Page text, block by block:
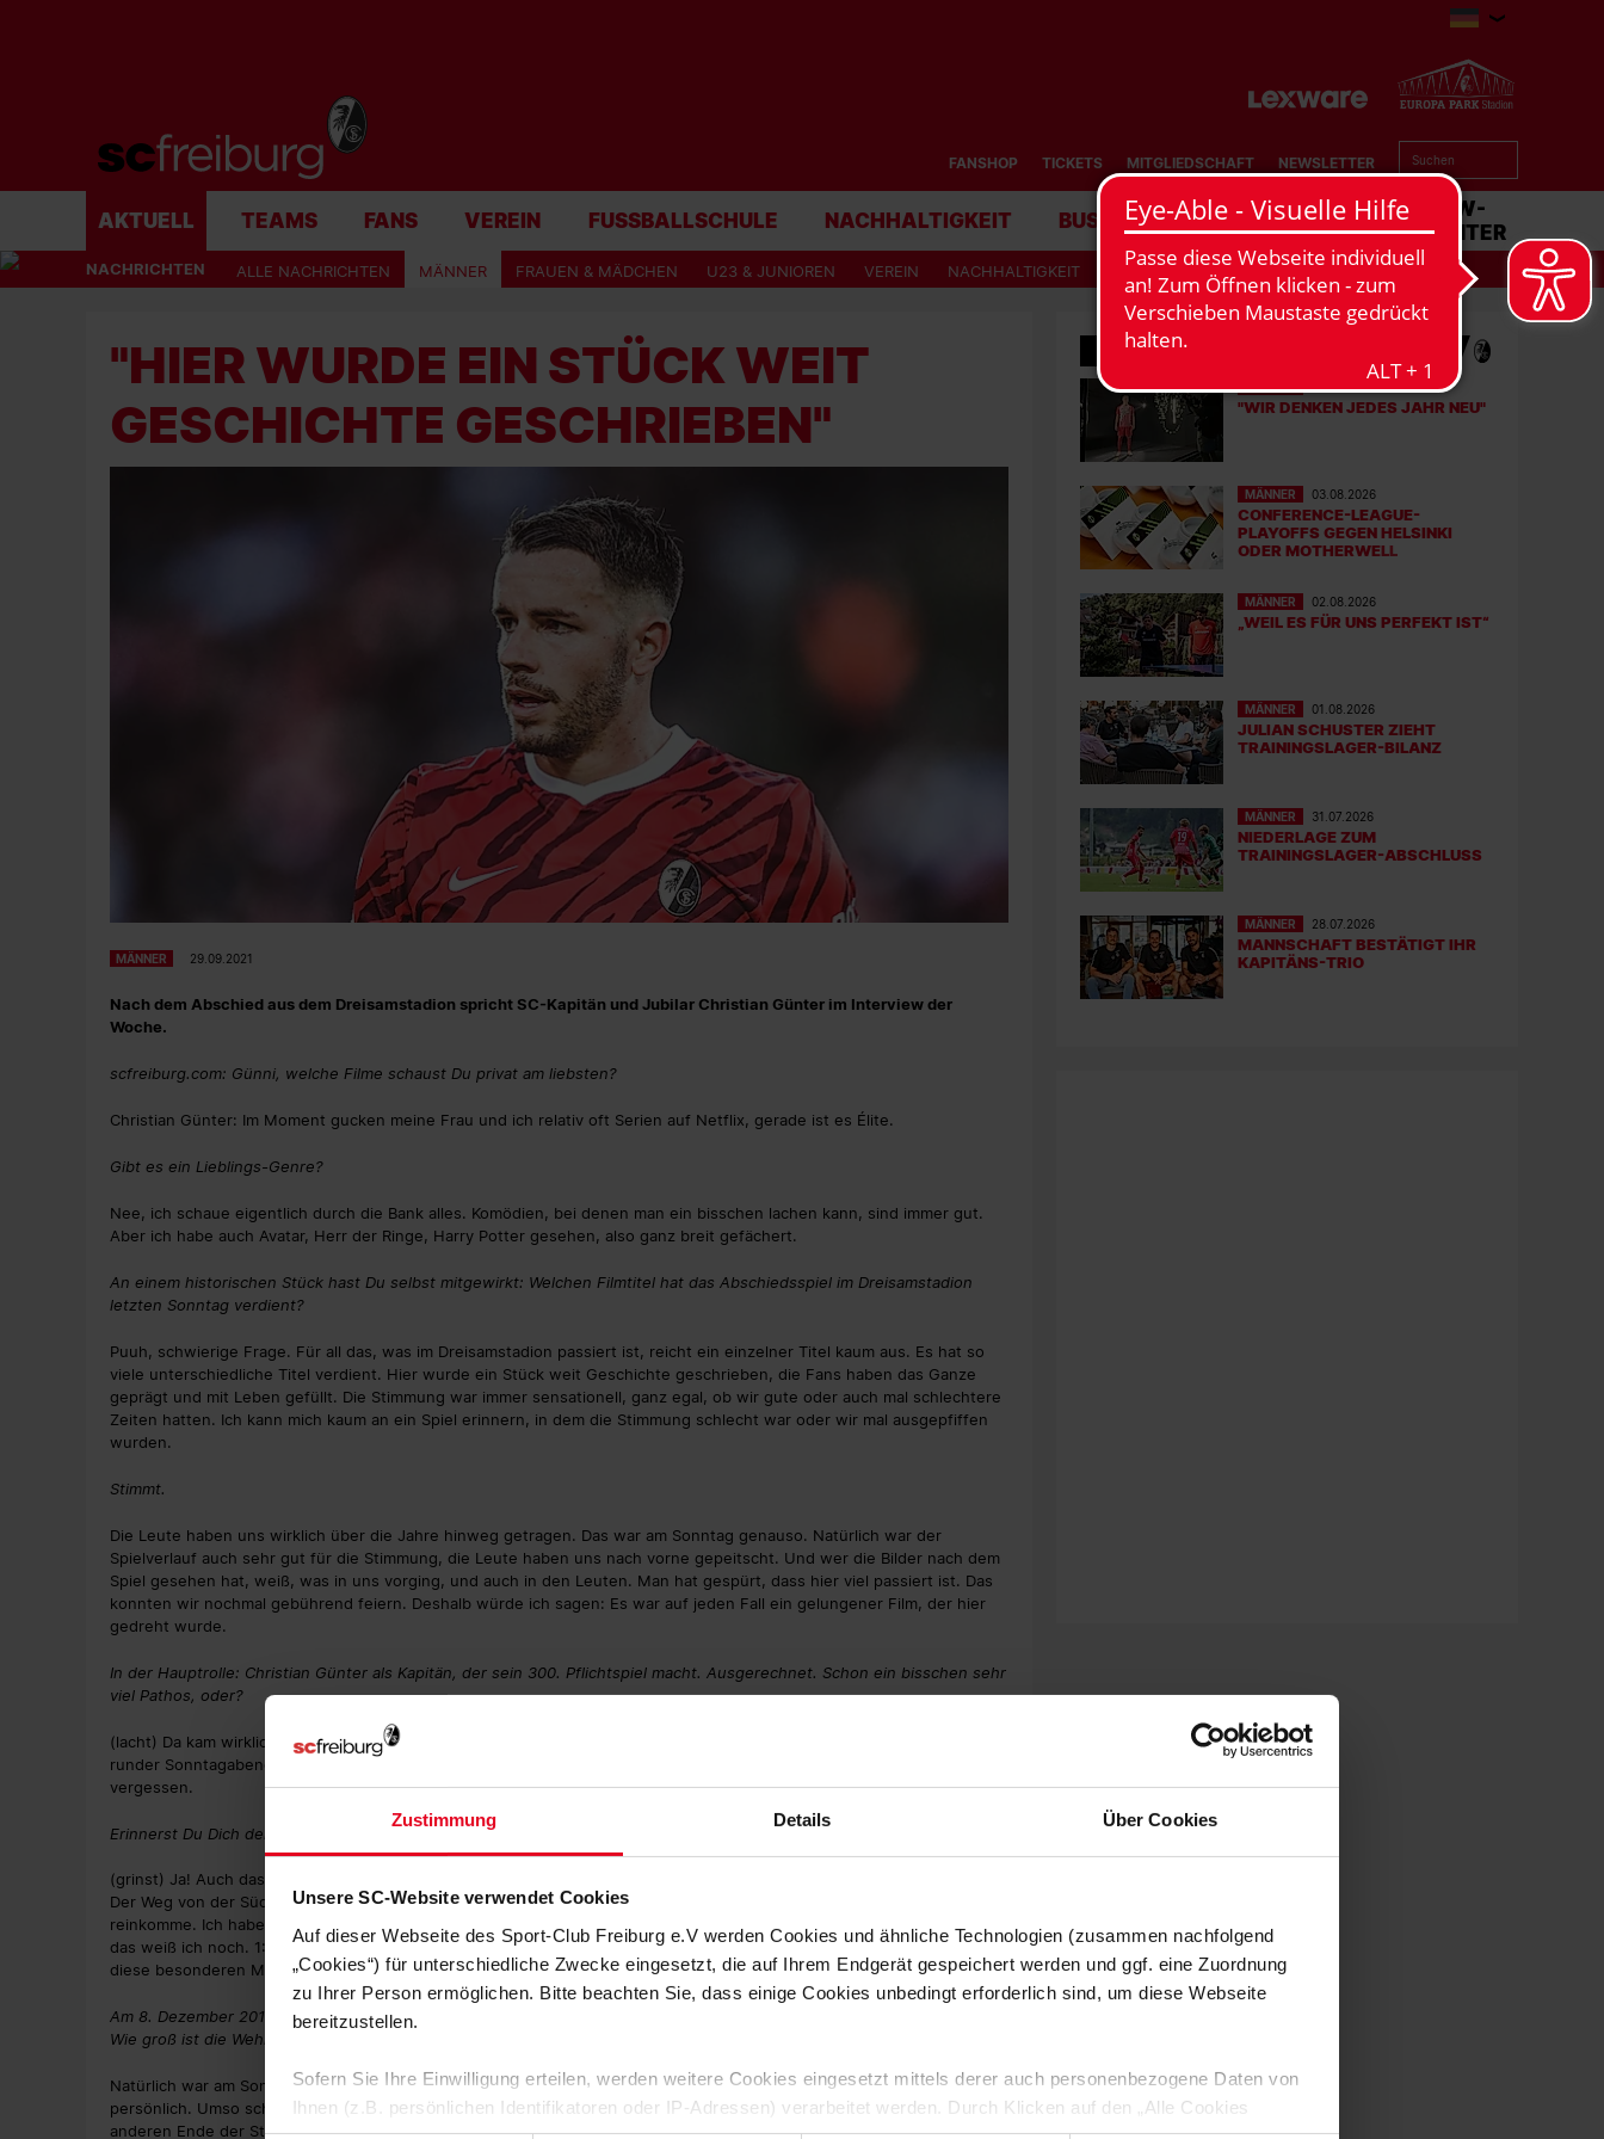
Zustimmung Details Über Cookies
Unsere SC-Website verwendet Cookies
Auf dieser Webseite des Sport-Club Freiburg e.V werden Cookies und ähnliche Technologien (zusammen nachfolgend
„Cookies“) für unterschiedliche Zwecke eingesetzt, die auf Ihrem Endgerät gespeichert werden und ggf. eine Zuordnung
zu Ihrer Person ermöglichen. Bitte beachten Sie, dass einige Cookies unbedingt erforderlich sind, um diese Webseite
bereitzustellen.
Sofern Sie Ihre Einwilligung erteilen, werden weitere Cookies eingesetzt mittels derer auch personenbezogene Daten von
Ihnen (z.B. persönlichen Identifikatoren oder IP-Adressen) verarbeitet werden. Durch Klicken auf den „Alle Cookies
FANSHOP TICKETS MITGLIEDSCHAFT NEWSLETTER
AKTUELL TEAMS FANS VEREIN FUSSBALLSCHULE NACHHALTIGKEIT BUSINESS STADION MATCHCENTER
NACHRICHTEN ALLE NACHRICHTEN MÄNNER FRAUEN & MÄDCHEN U23 & JUNIOREN VEREIN NACHHALTIGKEIT
"HIER WURDE EIN STÜCK WEIT
GESCHICHTE GESCHRIEBEN"
MÄNNER 29.09.2021
Nach dem Abschied aus dem Dreisamstadion spricht SC-Kapitän und Jubilar Christian Günter im Interview der
Woche.
scfreiburg.com: Günni, welche Filme schaust Du privat am liebsten?
Christian Günter: Im Moment gucken meine Frau und ich relativ oft Serien auf Netflix, gerade ist es Élite.
Gibt es ein Lieblings-Genre?
Nee, ich schaue eigentlich durch die Bank alles. Komödien, bei denen man ein bisschen lachen kann, sind immer gut.
Aber ich habe auch Avatar, Herr der Ringe, Harry Potter gesehen, also ganz breit gefächert.
An einem historischen Stück hast Du selbst mitgewirkt: Welchen Filmtitel hat das Abschiedsspiel im Dreisamstadion
letzten Sonntag verdient?
Puuh, schwierige Frage. Für all das, was im Dreisamstadion passiert ist, reicht ein einzelner Titel kaum aus. Es hat so
viele unterschiedliche Titel verdient. Hier wurde ein Stück weit Geschichte geschrieben, die Fans haben das Ganze
geprägt und mit Leben gefüllt. Die Stimmung war immer sensationell, ganz egal, ob wir gute oder auch mal schlechtere
Zeiten hatten. Ich kann mich kaum an ein Spiel erinnern, in dem die Stimmung schlecht war oder wir mal ausgepfiffen
wurden.
Stimmt.
Die Leute haben uns wirklich über die Jahre hinweg getragen. Das war am Sonntag genauso. Natürlich war der
Spielverlauf auch sehr gut für die Stimmung, die Leute haben uns nach vorne gepeitscht. Und wer die Bilder nach dem
Spiel gesehen hat, weiß, was in uns vorging, und auch in den Leuten. Man hat gespürt, dass hier viel passiert ist. Das
konnten wir nochmal gebührend feiern. Deshalb würde ich sagen: Es war auf jeden Fall ein gelungener Film, der hier
gedreht wurde.
In der Hauptrolle: Christian Günter als Kapitän, der sein 300. Pflichtspiel macht. Ausgerechnet. Schon ein bisschen sehr
viel Pathos, oder?
(lacht) Da kam wirklich extrem viel zusammen. Eigentlich hat nur noch das 1.000. Tor gefehlt, dann wäre es ein rundum
runder Sonntagabend geworden. Mit dem Abschied war das 300. Spiel ein sehr besonderes, das werde ich nie mehr
vergessen.
Erinnerst Du Dich denn noch an Dein erstes Bundesliga-Spiel?
(grinst) Ja! Auch das werde ich wahrscheinlich nie vergessen. Gegen Greuther Fürth wurde ich damals eingewechselt.
Der Weg von der Südtribüne nach vorne. Die Nervosität, die extrem aufkam, weil ich wusste, dass ich gleich ins Spiel
reinkomme. Ich habe gegen meinen mittlerweile guten Kumpel Felix Klaus gespielt und auch Gerald Asamoah kam rein,
das weiß ich noch. 1:0 haben wir gewonnen. Ich kann mich nicht mehr an jedes Detail in jedem Spiel erinnern, aber
diese besonderen Momente bleiben.
Am 8. Dezember 2012 war Dein Debüt, am Sonntag, knapp neun Jahre später, das letzte BL-Spiel im Dreisamstadion.
Wie groß ist die Wehmut?
Natürlich war am Sonntag schon Wehmut da. Wir alle haben hier viel erlebt, die Leute im Verein, die Fans, ich
persönlich. Umso schöner, dass es ein gebührender Abschied war. Jetzt gilt es, nach vorne zu blicken. Wir haben am
anderen Ende der Stadt ein echtes Schmuckstück stehen, auf das wir uns alle freuen können. Dort wird wieder
MÄNNER 06.08.2026
"WIR DENKEN JEDES JAHR NEU"
MÄNNER 03.08.2026
CONFERENCE-LEAGUE-
PLAYOFFS GEGEN HELSINKI
ODER MOTHERWELL
MÄNNER 02.08.2026
„WEIL ES FÜR UNS PERFEKT IST“
MÄNNER 01.08.2026
JULIAN SCHUSTER ZIEHT
TRAININGSLAGER-BILANZ
MÄNNER 31.07.2026
NIEDERLAGE ZUM
TRAININGSLAGER-ABSCHLUSS
MÄNNER 28.07.2026
MANNSCHAFT BESTÄTIGT IHR
KAPITÄNS-TRIO